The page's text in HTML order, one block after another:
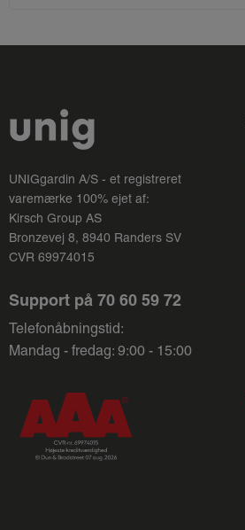
UNIGgardin A/S - et registreret
varemærke 100% ejet af:
Kirsch Group AS
Bronzevej 8, 8940 Randers SV
CVR 69974015
Support på 70 60 59 72
Telefonåbningstid:
Mandag - fredag: 9:00 - 15:00